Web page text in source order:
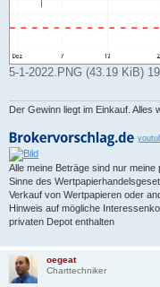
5-1-2022.PNG (43.19 KiB)
Der Gewinn liegt im Einkauf.
Alle meine Beträge sind nur
Sinne des
Verkauf von Wertpapieren oder
Hinweis auf mögliche
privaten Depot enthalten
oegeat
Charttechniker